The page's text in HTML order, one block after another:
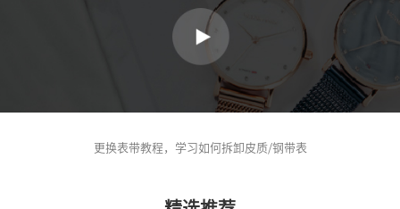
更换表带教程，学习如何拆卸皮质/钢带表